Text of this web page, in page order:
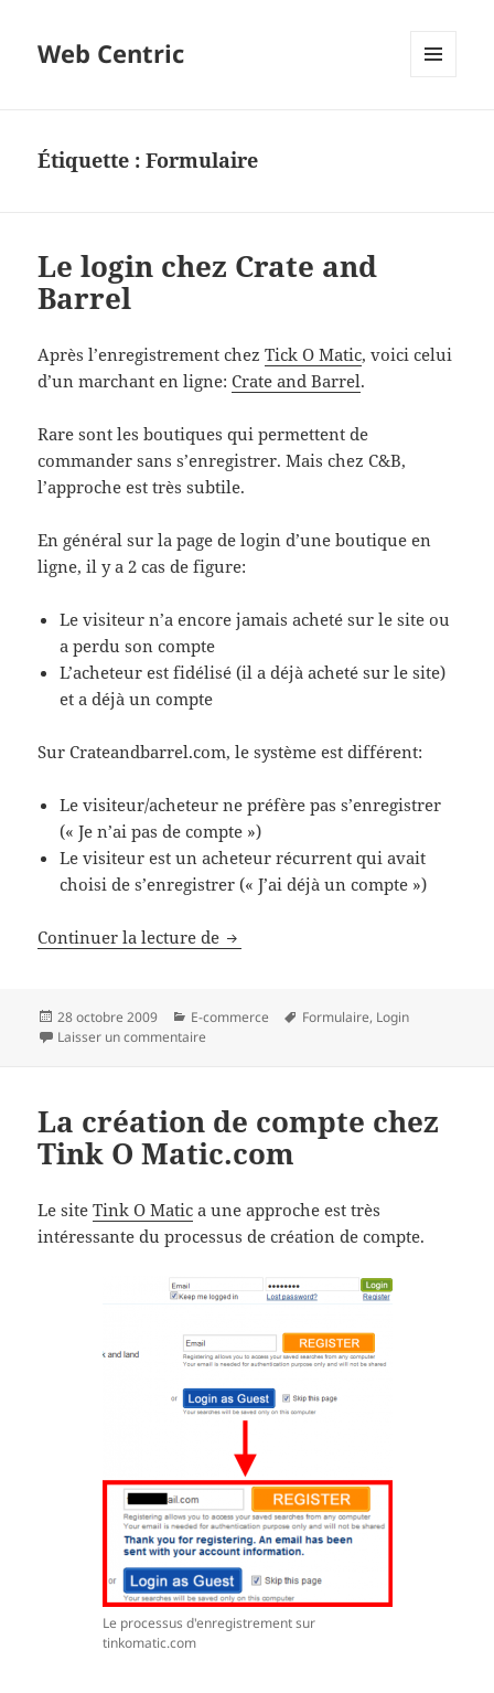
Web Centric
Étiquette :Formulaire
Le login chez Crate and
Barrel
Après l’enregistrement chezTick O Matic, voici celui
d’un marchant en ligne:Crate and Barrel.
Rare sont les boutiques qui permettent de
commander sans s’enregistrer. Mais chez C&B,
l’approche est très subtile.
En général sur la page de login d’une boutique en
ligne, il y a 2 cas de figure:
Le visiteur n’a encore jamais acheté sur le site ou
a perdu son compte
L’acheteur est fidélisé (il a déjà acheté sur le site)
et a déjà un compte
Sur Crateandbarrel.com, le système est différent:
Le visiteur/acheteur ne préfère pas s’enregistrer
(« Je n’ai pas de compte »)
Le visiteur est un acheteur récurrent qui avait
choisi de s’enregistrer (« J’ai déjà un compte »)
Continuer la lecture de Le login chez Crate and Barrel
Publié
le
28 octobre 2009 Catégories
E-commerce
Mots-
Formulaire, Login
Laisser un commentaire
La création de compte chez
Tink O Matic.com
Le siteTink O Matic a une approche est très
intéressante du processus de création de compte.
Le processus d'enregistrement sur
tinkomatic.com